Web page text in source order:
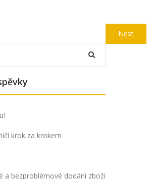
NextNext
post:
krok za krokem
a bezproblémové dodání zboží